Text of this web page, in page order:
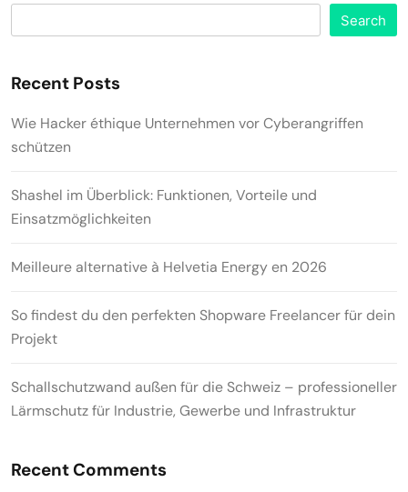
Search
Recent Posts
Wie Hacker éthique Unternehmen vor Cyberangriffen
schützen
Shashel im Überblick: Funktionen, Vorteile und
Einsatzmöglichkeiten
Meilleure alternative à Helvetia Energy en 2026
So findest du den perfekten Shopware Freelancer für dein
Projekt
Schallschutzwand außen für die Schweiz – professioneller
Lärmschutz für Industrie, Gewerbe und Infrastruktur
Recent Comments